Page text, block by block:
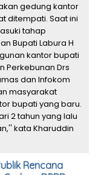
gedung kantor
ditempati. Saat ini
tahap
Bupati Labura H
kantor bupati
Perkebunan Drs
dan Infokom
masyarakat
bupati yang baru.
2 tahun yang lalu
kata Kharuddin
Rencana